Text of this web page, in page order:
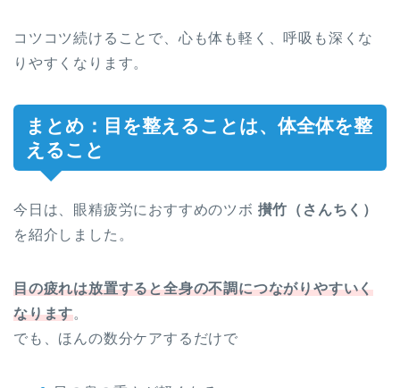
コツコツ続けることで、心も体も軽く、呼吸も深くな
りやすくなります。
まとめ：目を整えることは、体全体を整
えること
今日は、眼精疲労におすすめのツボ 攅竹（さんちく）
を紹介しました。
目の疲れは放置すると全身の不調につながりやすいく
なります。
でも、ほんの数分ケアするだけで